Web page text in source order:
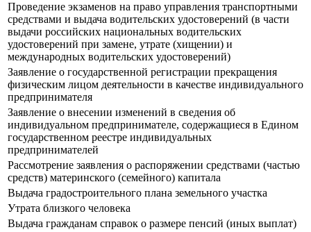
Проведение экзаменов на право управления транспортными
средствами и выдача водительских удостоверений (в части
выдачи российских национальных водительских
удостоверений при замене, утрате (хищении) и
международных водительских удостоверений)
Заявление о государственной регистрации прекращения
физическим лицом деятельности в качестве индивидуального
предпринимателя
Заявление о внесении изменений в сведения об
индивидуальном предпринимателе, содержащиеся в Едином
государственном реестре индивидуальных
предпринимателей
Рассмотрение заявления о распоряжении средствами (частью
средств) материнского (семейного) капитала
Выдача градостроительного плана земельного участка
Утрата близкого человека
Выдача гражданам справок о размере пенсий (иных выплат)